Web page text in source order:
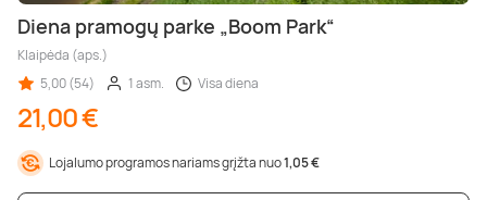
Diena pramogų parke „Boom Park“
Klaipėda (aps.)
5,00 (54)
1 asm. Visa diena
21,00 €
Lojalumo programos nariams grįžta nuo1,05 €